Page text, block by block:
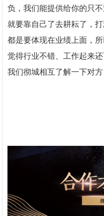
负，我们能提供给你的只
就要靠自己了去耕耘了，
都是要体现在业绩上面，
觉得行业不错、工作起来
我们彻城相互了解一下对方